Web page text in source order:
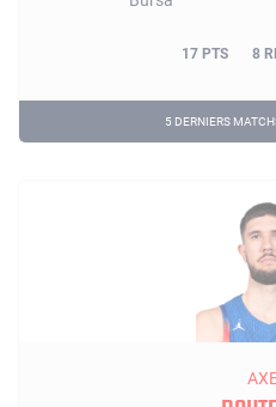
17 PTS 8
5 DERNIERS